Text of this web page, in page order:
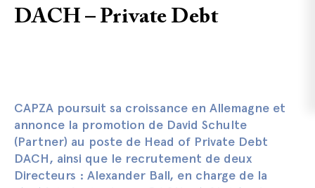
DACH – Private Debt
CAPZA poursuit sa croissance en Allemagne et
annonce la promotion de David Schulte
(Partner) au poste de Head of Private Debt
DACH, ainsi que le recrutement de deux
Directeurs : Alexander Ball, en charge de la